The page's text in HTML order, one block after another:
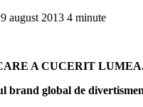
august 2013 4 minute
A CUCERIT
brand global de